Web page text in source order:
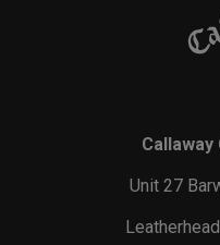
Callaway
Unit 27